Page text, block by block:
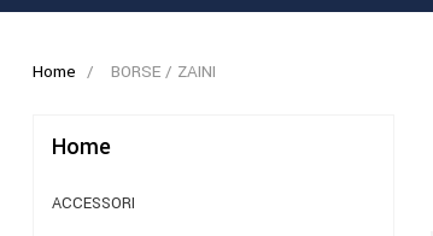
Home BORSE / ZAINI
Home
ACCESSORI